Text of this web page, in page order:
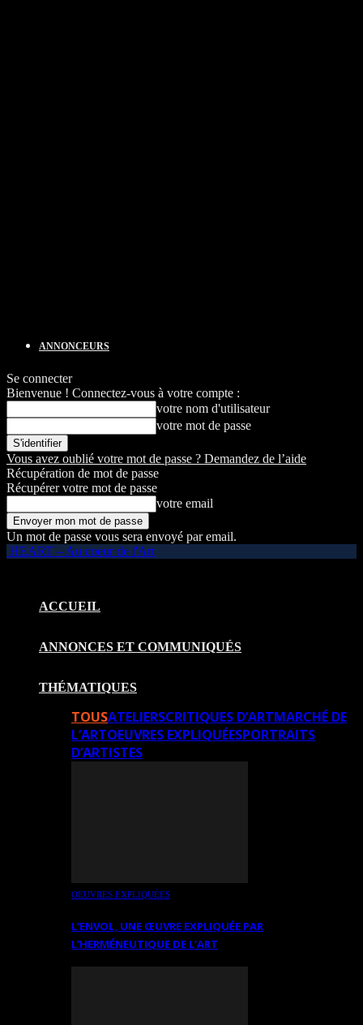
ANNONCEURS
Se connecter
Bienvenue ! Connectez-vous à votre compte :
votre nom d'utilisateur
votre mot de passe
Vous avez oublié votre mot de passe ? Demandez de l’aide
Récupération de mot de passe
Récupérer votre mot de passe
votre email
Un mot de passe vous sera envoyé par email.
HEART – Au coeur de l'Art
ACCUEIL
ANNONCES ET COMMUNIQUÉS
THÉMATIQUES
TOUSATELIERSCRITIQUES D’ARTMARCHÉ DE
L’ARTOEUVRES EXPLIQUÉESPORTRAITS
D’ARTISTES
OEUVRES EXPLIQUÉES
L’ENVOL, UNE ŒUVRE EXPLIQUÉE PAR
L’HERMÉNEUTIQUE DE L’ART